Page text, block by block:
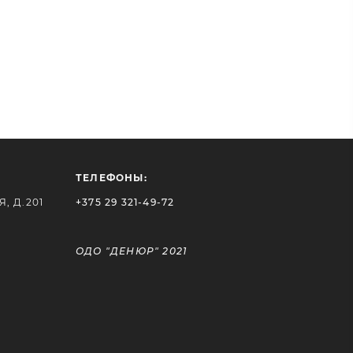
Д.201
ТЕЛЕФОНЫ:
+375 29 321-49-72
ОДО "ДЕНЮР" 2021